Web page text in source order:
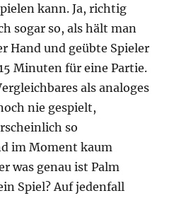
kann. Ja, richtig
sogar so, als hält man
Hand und geübte Spieler
Minuten für eine Partie.
als analoges
nie gespielt,
so
im Moment kaum
was genau ist Palm
Spiel? Auf jedenfall